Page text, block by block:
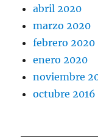
abril 2020
marzo 2020
febrero 2020
enero 2020
noviembre
octubre 2016